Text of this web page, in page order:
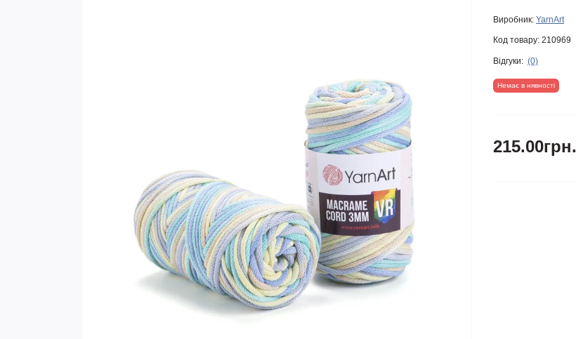
Виробник: YarnArt
Код товару: 210969
Відгуки: (0)
Немає в нявності
215.00грн.